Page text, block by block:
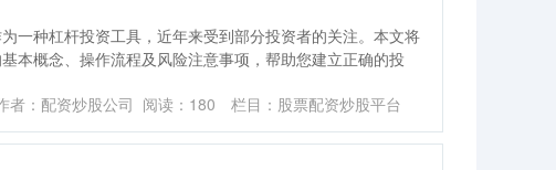
一种杠杆投资工具，近年来受到部分投资者的关注。本文将
本概念、操作流程及风险注意事项，帮助您建立正确的投
者：配资炒股公司 阅读： 180 栏目： 股票配资炒股平台